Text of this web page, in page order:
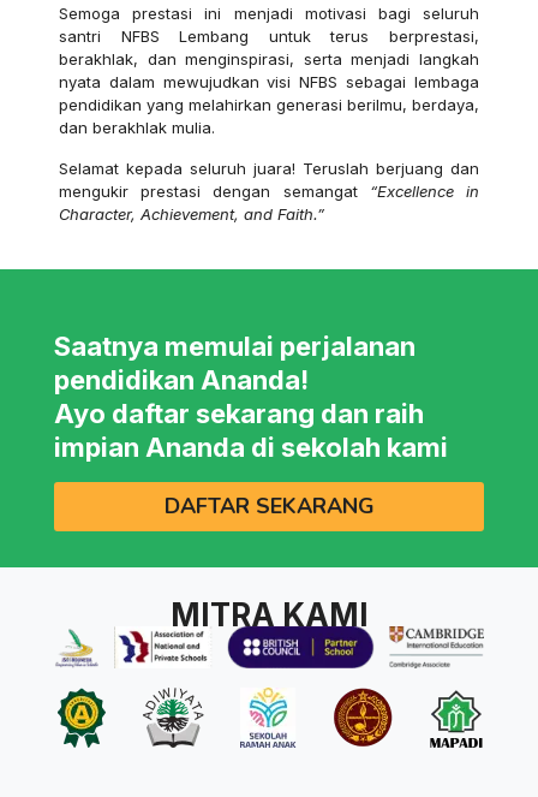
Semoga prestasi ini menjadi motivasi bagi seluruh
santri NFBS Lembang untuk terus berprestasi,
berakhlak, dan menginspirasi, serta menjadi langkah
nyata dalam mewujudkan visi NFBS sebagai lembaga
pendidikan yang melahirkan generasi berilmu, berdaya,
dan berakhlak mulia.
Selamat kepada seluruh juara! Teruslah berjuang dan
mengukir prestasi dengan semangat “Excellence in
Character, Achievement, and Faith.”
Saatnya memulai perjalanan
pendidikan Ananda!
Ayo daftar sekarang dan raih
impian Ananda di sekolah kami
DAFTAR SEKARANG
MITRA KAMI